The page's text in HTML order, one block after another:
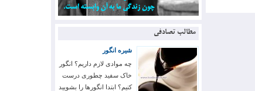
مطالب تصادفی
شیره انگور
چه موادی لازم داریم؟ انگور
خاک سفید چطوری درست
کنیم؟ ابتدا انگورها را بشویید